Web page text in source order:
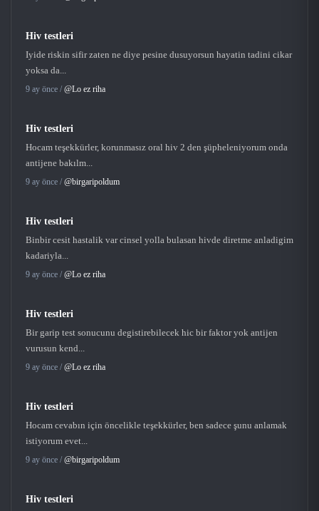
Hiv testleri
Iyide riskin sifir zaten ne diye pesine dusuyorsun hayatin tadini cikar
yoksa da...
9 ay önce / @Lo ez riha
Hiv testleri
Hocam teşekkürler, korunmasız oral hiv 2 den şüpheleniyorum onda
antijene bakılm...
9 ay önce / @birgaripoldum
Hiv testleri
Binbir cesit hastalik var cinsel yolla bulasan hivde diretme anladigim
kadariyla...
9 ay önce / @Lo ez riha
Hiv testleri
Bir garip test sonucunu degistirebilecek hic bir faktor yok antijen
vurusun kend...
9 ay önce / @Lo ez riha
Hiv testleri
Hocam cevabın için öncelikle teşekkürler, ben sadece şunu anlamak
istiyorum evet...
9 ay önce / @birgaripoldum
Hiv testleri